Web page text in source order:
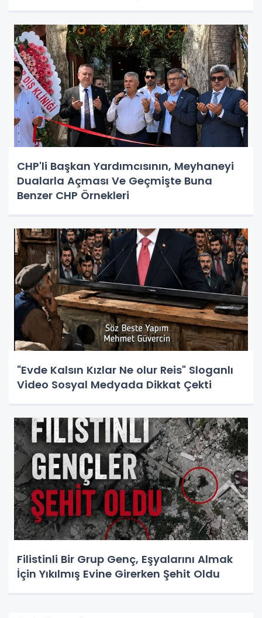
CHP'li Başkan Yardımcısının, Meyhaneyi
Dualarla Açması Ve Geçmişte Buna
Benzer CHP Örnekleri
"Evde Kalsın Kızlar Ne olur Reis" Sloganlı
Video Sosyal Medyada Dikkat Çekti
Filistinli Bir Grup Genç, Eşyalarını Almak
İçin Yıkılmış Evine Girerken Şehit Oldu